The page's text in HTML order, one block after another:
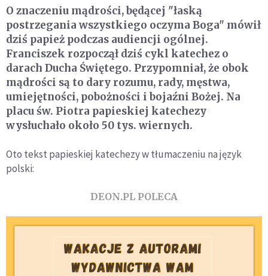
O znaczeniu mądrości, będącej "łaską
postrzegania wszystkiego oczyma Boga" mówił
dziś papież podczas audiencji ogólnej.
Franciszek rozpoczął dziś cykl katechez o
darach Ducha Świętego. Przypomniał, że obok
mądrości są to dary rozumu, rady, męstwa,
umiejętności, pobożności i bojaźni Bożej. Na
placu św. Piotra papieskiej katechezy
wysłuchało około 50 tys. wiernych.
Oto tekst papieskiej katechezy w tłumaczeniu na język
polski:
DEON.PL POLECA